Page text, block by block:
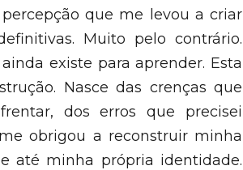
que me levou a criar
Muito pelo contrário.
existe para aprender. Esta
Nasce das crenças que
dos erros que precisei
obrigou a reconstruir minha
até minha própria identidade.